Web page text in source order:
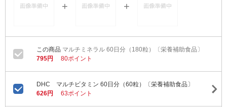
マルチミネラル 60日分（180粒）〔栄養補助食品〕
795円
80ポイント
DHC マルチビタミン 60日分（60粒）〔栄養補助食品〕
626円
63ポイント